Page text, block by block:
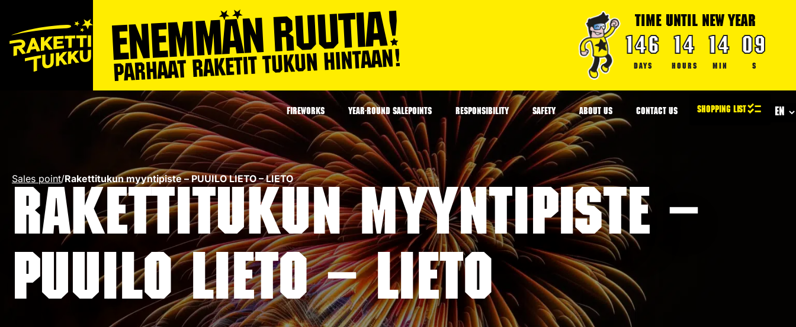
TIME UNTIL NEW YEAR
146
DAYS
14
HOURS
14
MIN
09
S
FIREWORKS YEAR-ROUND SALEPOINTS RESPONSIBILITY SAFETY ABOUT US CONTACT US
Sales point/Rakettitukun myyntipiste – PUUILO LIETO – LIETO
Rakettitukun myyntipiste –
PUUILO LIETO – LIETO